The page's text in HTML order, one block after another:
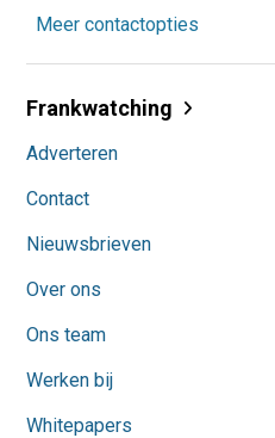
Meer contactopties
Frankwatching
Adverteren
Contact
Nieuwsbrieven
Over ons
Ons team
Werken bij
Whitepapers